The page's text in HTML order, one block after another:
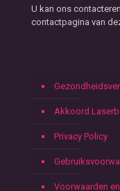
U kan ons
contactpagina van
Akkoord
Privacy Policy
Voorwaarden